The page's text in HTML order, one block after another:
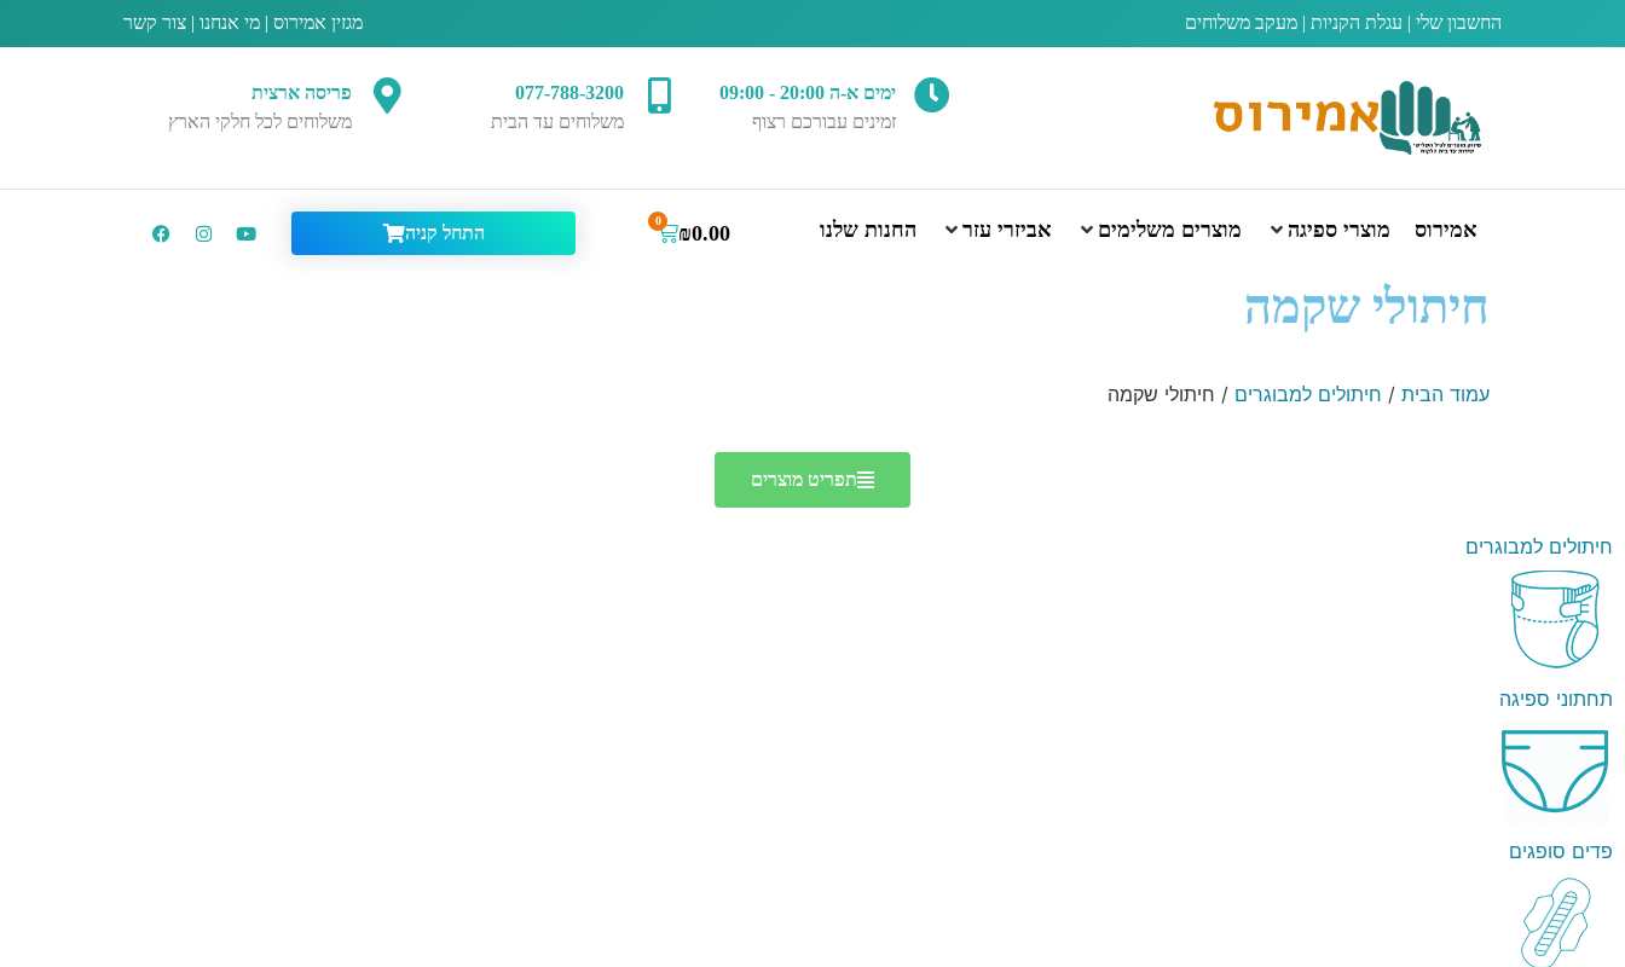
החשבון שלי | עגלת הקניות | מעקב משלוחים מגזין אמירוס | מי אנחנו | צור קשר
ימים א-ה 20:00 - 09:00
זמינים עבורכם רצוף
077-788-3200
משלוחים עד הבית
פריסה ארצית
משלוחים לכל חלקי הארץ
אמירוס מוצרי ספיגה מוצרים משלימים אביזרי עזר החנות שלנו ₪0.00
0
התחל קניה
חיתולי שקמה
עמוד הבית / חיתולים למבוגרים / חיתולי שקמה
תפריט מוצרים
חיתולים למבוגרים
תחתוני ספיגה
פדים סופגים